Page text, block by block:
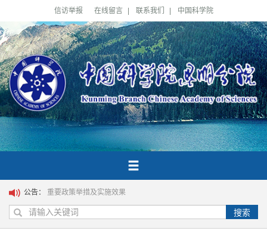
信访举报 在线留言 联系我们 中国科学院
公告： 重要政策举措及实施效果
搜索